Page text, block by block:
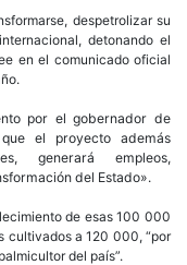
despetrolizar su
detonando el
en el comunicado oficial
por el gobernador de
el proyecto además
generará empleos,
del Estado».
de esas 100 000
cultivados a 120 000, “por
del país”.